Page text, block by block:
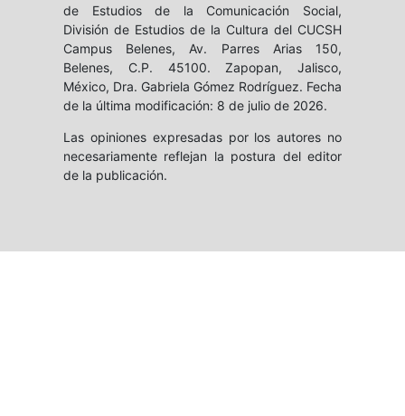
de Estudios de la Comunicación Social,
División de Estudios de la Cultura del CUCSH
Campus Belenes, Av. Parres Arias 150,
Belenes, C.P. 45100. Zapopan, Jalisco,
México, Dra. Gabriela Gómez Rodríguez. Fecha
de la última modificación: 8 de julio de 2026.
Las opiniones expresadas por los autores no
necesariamente reflejan la postura del editor
de la publicación.